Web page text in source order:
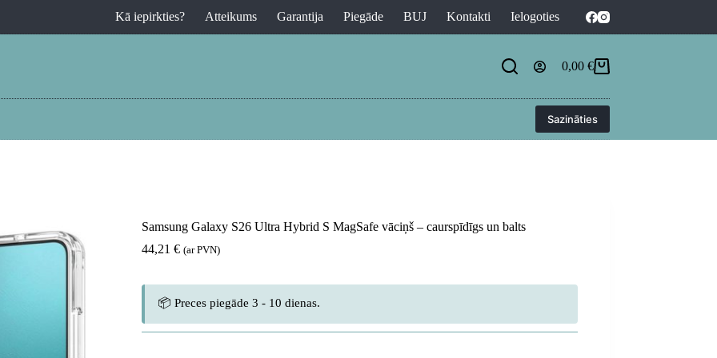
Kā iepirkties? Atteikums Garantija Piegāde BUJ Kontakti Ielogoties
Shopping
0,00 €
Sazināties
Samsung Galaxy S26 Ultra Hybrid S MagSafe vāciņš – caurspīdīgs un balts
44,21 € (ar PVN)
📦 Preces piegāde 3 - 10 dienas.